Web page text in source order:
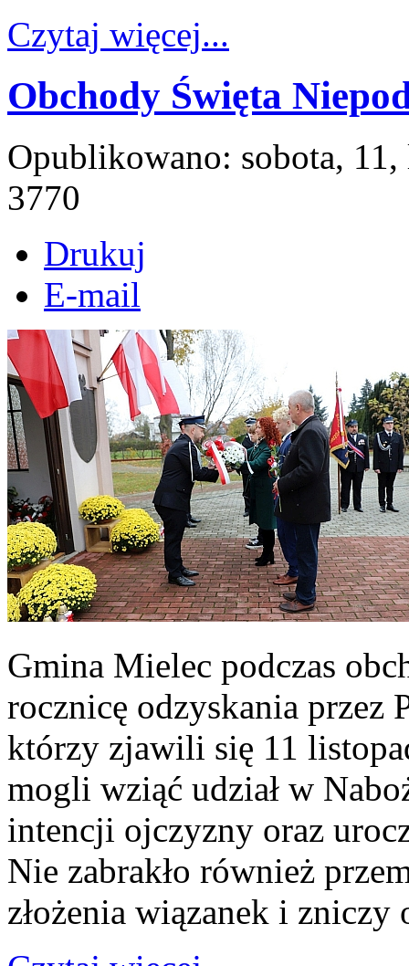
Czytaj więcej...
Obchody Święta
Opublikowano: sobota,
3770
Drukuj
E-mail
Gmina Mielec podczas
rocznicę odzyskania przez
którzy zjawili się 11
mogli wziąć udział w
intencji ojczyzny oraz
Nie zabrakło również
złożenia wiązanek i